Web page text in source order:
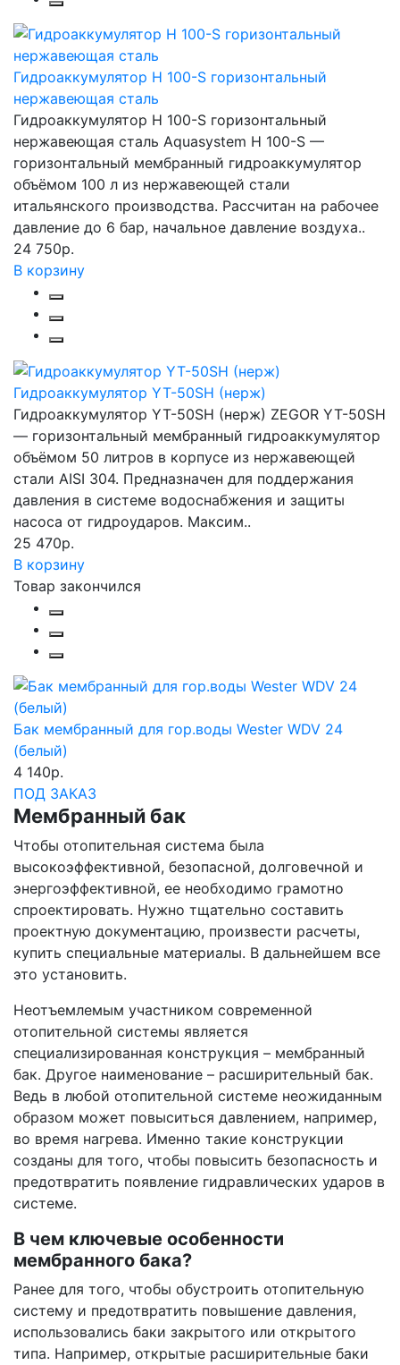
Гидроаккумулятор H 100-S горизонтальный
нержавеющая сталь
Гидроаккумулятор H 100-S горизонтальный
нержавеющая сталь Aquasystem H 100-S —
горизонтальный мембранный гидроаккумулятор
объёмом 100 л из нержавеющей стали
итальянского производства. Рассчитан на рабочее
давление до 6 бар, начальное давление воздуха..
24 750р.
В корзину
Гидроаккумулятор YT-50SH (нерж)
Гидроаккумулятор YT-50SH (нерж) ZEGOR YT-50SH
— горизонтальный мембранный гидроаккумулятор
объёмом 50 литров в корпусе из нержавеющей
стали AISI 304. Предназначен для поддержания
давления в системе водоснабжения и защиты
насоса от гидроударов. Максим..
25 470р.
В корзину
Товар закончился
Бак мембранный для гор.воды Wester WDV 24
(белый)
4 140р.
ПОД ЗАКАЗ
Мембранный бак
Чтобы отопительная система была
высокоэффективной, безопасной, долговечной и
энергоэффективной, ее необходимо грамотно
спроектировать. Нужно тщательно составить
проектную документацию, произвести расчеты,
купить специальные материалы. В дальнейшем все
это установить.
Неотъемлемым участником современной
отопительной системы является
специализированная конструкция – мембранный
бак. Другое наименование – расширительный бак.
Ведь в любой отопительной системе неожиданным
образом может повыситься давлением, например,
во время нагрева. Именно такие конструкции
созданы для того, чтобы повысить безопасность и
предотвратить появление гидравлических ударов в
системе.
В чем ключевые особенности
мембранного бака?
Ранее для того, чтобы обустроить отопительную
систему и предотвратить повышение давления,
использовались баки закрытого или открытого
типа. Например, открытые расширительные баки